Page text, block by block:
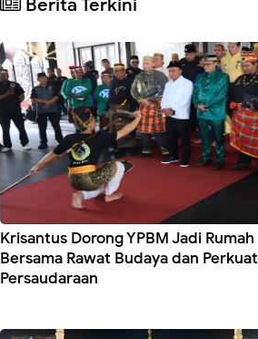
Berita Terkini
Krisantus Dorong YPBM Jadi Rumah
Bersama Rawat Budaya dan Perkuat
Persaudaraan